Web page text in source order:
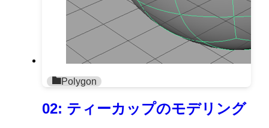
Polygon
02: ティーカップのモデリング